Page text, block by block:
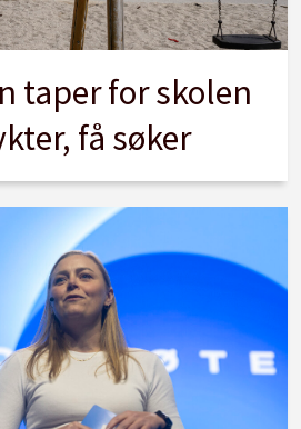
taper for skolen
få søker